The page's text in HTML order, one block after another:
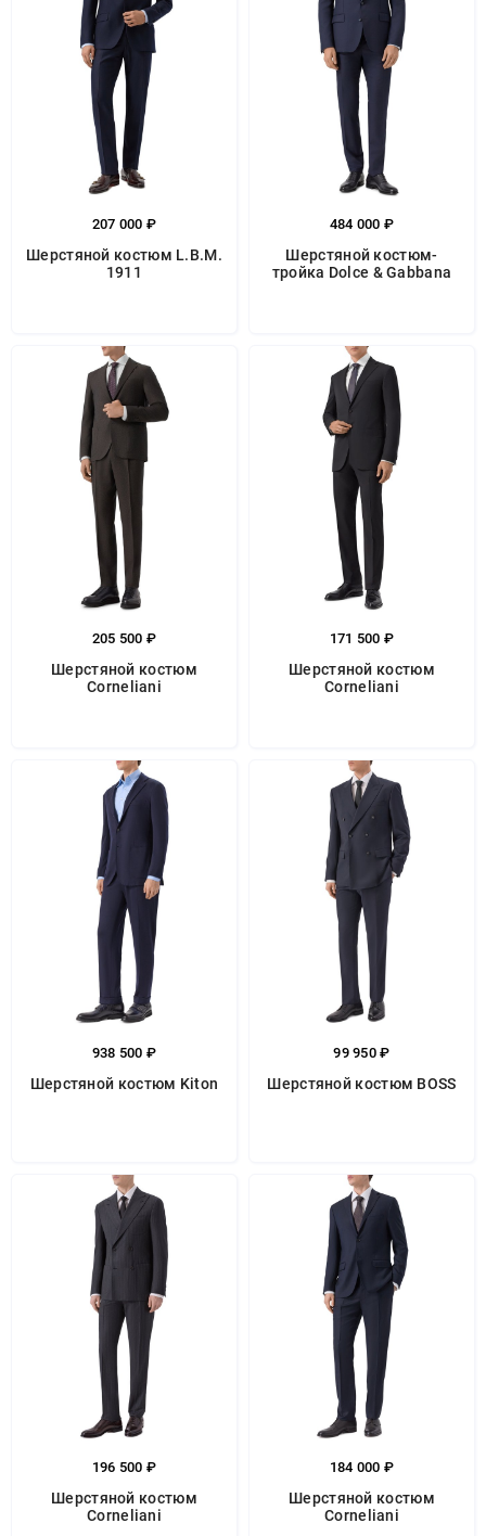
207 000 ₽
Шерстяной костюм L.B.M.
1911
484 000 ₽
Шерстяной костюм-
тройка Dolce & Gabbana
205 500 ₽
Шерстяной костюм
Corneliani
171 500 ₽
Шерстяной костюм
Corneliani
938 500 ₽
Шерстяной костюм Kiton
99 950 ₽
Шерстяной костюм BOSS
196 500 ₽
Шерстяной костюм
Corneliani
184 000 ₽
Шерстяной костюм
Corneliani